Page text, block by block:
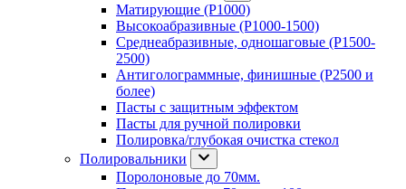
Матирующие (P1000)
Высокоабразивные (P1000-1500)
Среднеабразивные, одношаговые (P1500-
2500)
Антиголограммные, финишные (P2500 и
более)
Пасты с защитным эффектом
Пасты для ручной полировки
Полировка/глубокая очистка стекол
Полировальники
Поролоновые до 70мм.